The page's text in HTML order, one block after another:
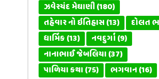
ઝવેરચંદ મેઘાણી(180)
તહેવાર નો ઇતિહાસ(13) દોલત
ધાર્મિક(13) નવદુર્ગા(9)
નાનાભાઈ જેબલિયા(37)
પાળિયા કથા(75) ભગવાન(16)